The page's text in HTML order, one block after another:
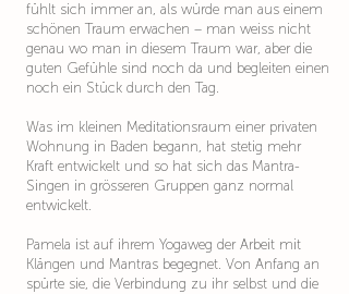
fühlt sich immer an, als würde man aus einem
schönen Traum erwachen – man weiss nicht
genau wo man in diesem Traum war, aber die
guten Gefühle sind noch da und begleiten einen
noch ein Stück durch den Tag.
Was im kleinen Meditationsraum einer privaten
Wohnung in Baden begann, hat stetig mehr
Kraft entwickelt und so hat sich das Mantra-
Singen in grösseren Gruppen ganz normal
entwickelt.
Pamela ist auf ihrem Yogaweg der Arbeit mit
Klängen und Mantras begegnet. Von Anfang an
spürte sie, die Verbindung zu ihr selbst und die